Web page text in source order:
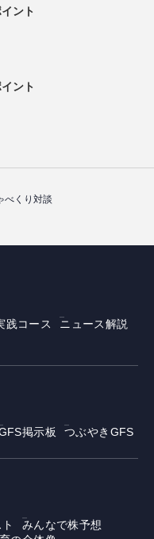
ント
ント
べくり対談
践コース
ニュース解説
掲示板 つぶやきGFS
みんなで株予想